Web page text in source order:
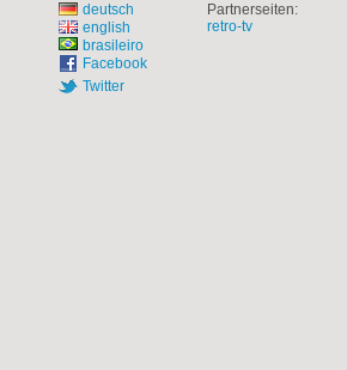
deutsch
english
brasileiro
Facebook
Twitter
Partnerseiten:
retro-tv